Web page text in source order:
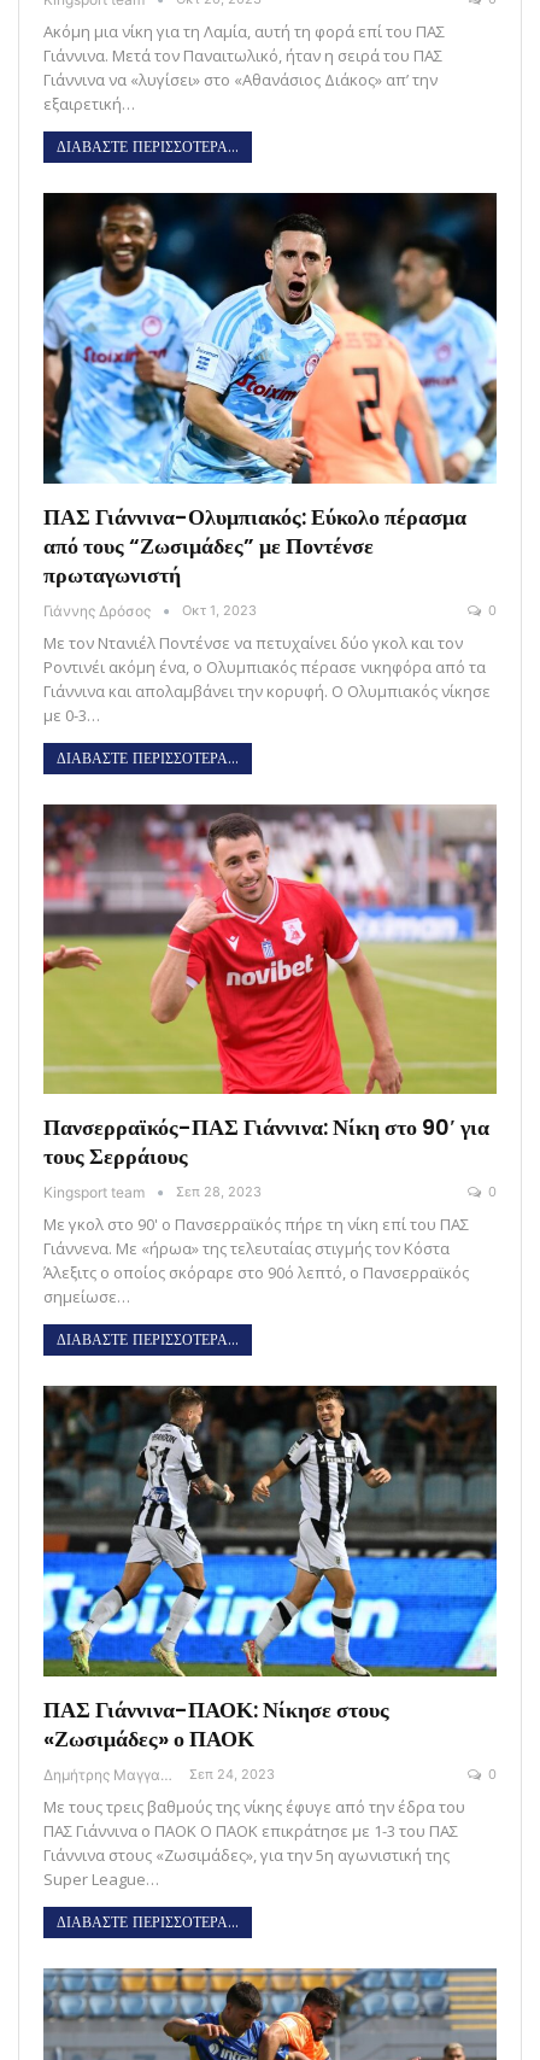
Ακόμη μια νίκη για τη Λαμία, αυτή τη φορά επί του ΠΑΣ
Γιάννινα. Μετά τον Παναιτωλικό, ήταν η σειρά του ΠΑΣ
Γιάννινα να «λυγίσει» στο «Αθανάσιος Διάκος» απ’ την
εξαιρετική…
ΔΙΑΒΑΣΤΕ ΠΕΡΙΣΣΟΤΕΡΑ...
ΠΑΣ Γιάννινα-Ολυμπιακός: Εύκολο πέρασμα
από τους “Ζωσιμάδες” με Ποντένσε
πρωταγωνιστή
Γιάννης Δρόσος Οκτ 1, 2023 0
Με τον Ντανιέλ Ποντένσε να πετυχαίνει δύο γκολ και τον
Ροντινέι ακόμη ένα, ο Ολυμπιακός πέρασε νικηφόρα από τα
Γιάννινα και απολαμβάνει την κορυφή. Ο Ολυμπιακός νίκησε
με 0-3…
ΔΙΑΒΑΣΤΕ ΠΕΡΙΣΣΟΤΕΡΑ...
Πανσερραϊκός-ΠΑΣ Γιάννινα: Νίκη στο 90′ για
τους Σερράιους
Kingsport team Σεπ 28, 2023 0
Με γκολ στο 90' ο Πανσερραϊκός πήρε τη νίκη επί του ΠΑΣ
Γιάννενα. Με «ήρωα» της τελευταίας στιγμής τον Κόστα
Άλεξιτς ο οποίος σκόραρε στο 90ό λεπτό, ο Πανσερραϊκός
σημείωσε…
ΔΙΑΒΑΣΤΕ ΠΕΡΙΣΣΟΤΕΡΑ...
ΠΑΣ Γιάννινα-ΠΑΟΚ: Νίκησε στους
«Ζωσιμάδες» ο ΠΑΟΚ
Δημήτρης Μαγγανάρης Σεπ 24, 2023 0
Με τους τρεις βαθμούς της νίκης έφυγε από την έδρα του
ΠΑΣ Γιάννινα ο ΠΑΟΚ Ο ΠΑΟΚ επικράτησε με 1-3 του ΠΑΣ
Γιάννινα στους «Ζωσιμάδες», για την 5η αγωνιστική της
Super League…
ΔΙΑΒΑΣΤΕ ΠΕΡΙΣΣΟΤΕΡΑ...